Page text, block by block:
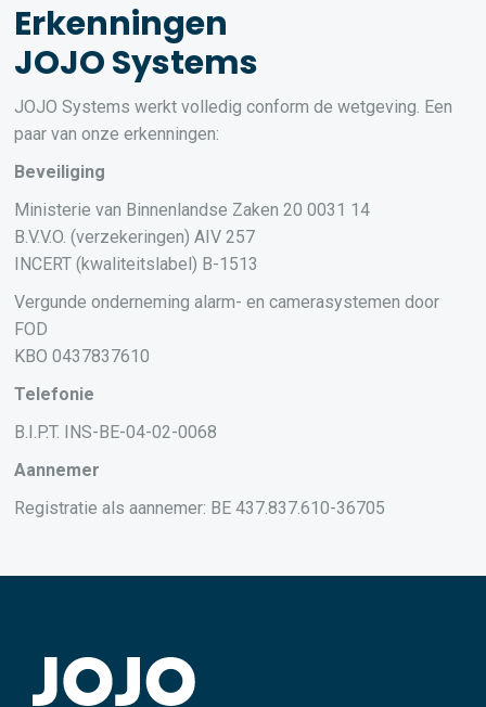
Erkenningen
JOJO Systems
JOJO Systems werkt volledig conform de wetgeving. Een
paar van onze erkenningen:
Beveiliging
Ministerie van Binnenlandse Zaken 20 0031 14
B.V.V.O. (verzekeringen) AIV 257
INCERT (kwaliteitslabel) B-1513
Vergunde onderneming alarm- en camerasystemen door
FOD
KBO 0437837610
Telefonie
B.I.P.T. INS-BE-04-02-0068
Aannemer
Registratie als aannemer: BE 437.837.610-36705